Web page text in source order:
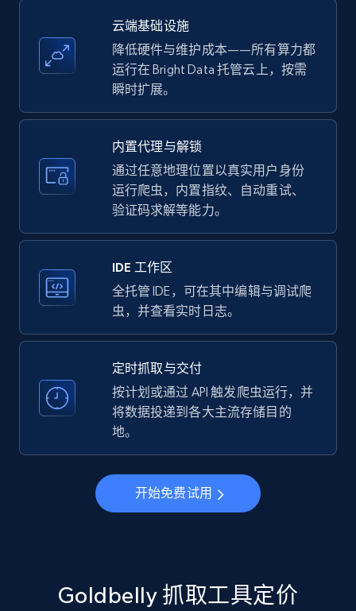
Amazon products - find products by using
upc numbers
price, Currency, Availability, Reviews count, and
more.
5.7K+
LinkedIn company information
ID, Name, Country code, Locations, Followers,
Employees in linkedin, About, Specialties, and
33.5K+ 3.5K+ 注册使用
Instagram - Profiles
Account, Fbid, ID, Followers, Posts count, Is
business account, Is professional account, Is
云端基础设施
降低硬件与维护成本——所有算力都
运行在 Bright Data 托管云上，按需
瞬时扩展。
内置代理与解锁
通过任意地理位置以真实用户身份
运行爬虫，内置指纹、自动重试、
验证码求解等能力。
IDE 工作区
全托管 IDE，可在其中编辑与调试爬
虫，并查看实时日志。
定时抓取与交付
按计划或通过 API 触发爬虫运行，并
将数据投递到各大主流存储目的
地。
开始免费试用
Goldbelly 抓取工具定价